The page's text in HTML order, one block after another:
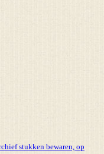
stukken bewaren, op